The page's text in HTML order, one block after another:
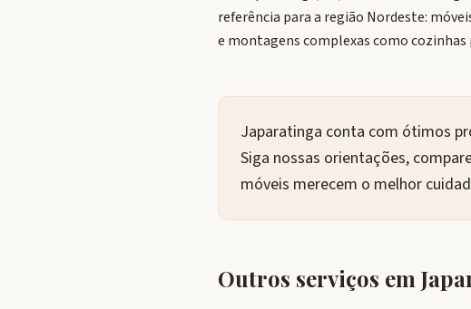
referência para a região Nordeste:
e montagens complexas como
Japaratinga conta com ótimos
Siga nossas orientações,
móveis merecem o melhor
Outros serviços em